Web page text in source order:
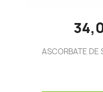
ASCORBATE DE